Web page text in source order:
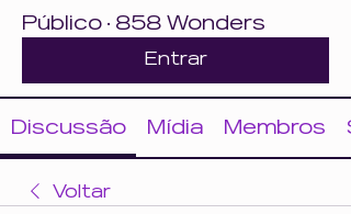
Público · 858 Wonders
Entrar
Discussão Mídia Membros
Voltar